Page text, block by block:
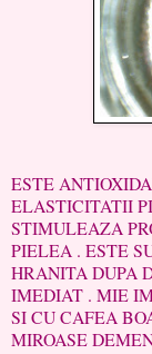
ULEIUL
ESTE
ELASTICITATII
STIMULEAZA
PIELEA . ESTE
HRANITA DUPA
IMEDIAT . MIE
SI CU CAFEA
MIROASE